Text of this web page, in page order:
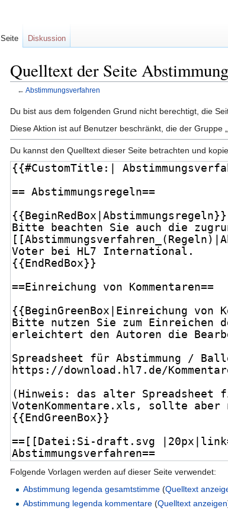
Quelltext der Seite
← Abstimmungsverfahren
Du bist aus dem folgenden Grund nicht berechtigt, die
Diese Aktion ist auf Benutzer beschränkt, die der Gruppe „
Du kannst den Quelltext dieser Seite betrachten und
Folgende Vorlagen werden auf dieser Seite verwendet:
Abstimmung legenda gesamtstimme (Quelltext
Abstimmung legenda kommentare (Quelltext anzeigen
Seite Diskussion